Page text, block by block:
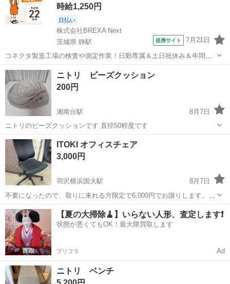
時給1,250円
日払い
株式会社BREXA Next
茨城県 静駅
提携サイト 7月21日
コネクタ製造工場の検査や測定作業！日勤専属＆土日祝休み＆年間休
日128日★クリーンルーム内作業★マイカー通勤OK＆無料駐車場あり
★就業先食堂利用可！日払い制度あり！《茨城県常陸大宮市》 人気の
工場のお仕事 ◇コネクタ製造工...
茨城 常陸大宮市 静駅 その他
ニトリ ビーズクッション
200円
湘南台駅
8月7日
ニトリのビーズクッションです 直径50程度です
神奈川 藤沢市
ITOKI オフィスチェア
3,000円
羽沢横浜国大駅
8月7日
不要になったので、取りに来れる方限定で6,000円でお譲りします。
価格：6,000円 使用感はありますが、まだ問題なく使用できます。 大
きな破れや致命的なダメージはありません。 【受け渡し条件】 ・受け
渡し場所：羽沢...
神奈川 横浜市 羽沢横浜国大駅 椅子
【夏の大掃除🧹】いらない人形、査定します❗️
状態が悪くてもOK！最大限買取します
プリフラ Ad
ニトリ ベンチ